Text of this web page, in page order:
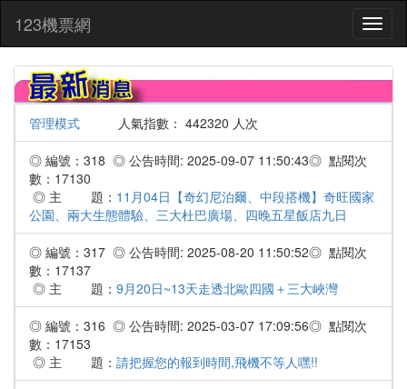
123機票網
管理模式 人氣指數： 442320 人次
◎ 編號：318 ◎ 公告時間: 2025-09-07 11:50:43◎ 點閱次
數：17130
◎ 主 題： 11月04日【奇幻尼泊爾、中段搭機】奇旺國家
公園、兩大生態體驗、三大杜巴廣場、四晚五星飯店九日
◎ 編號：317 ◎ 公告時間: 2025-08-20 11:50:52◎ 點閱次
數：17137
◎ 主 題： 9月20日~13天走透北歐四國＋三大峽灣
◎ 編號：316 ◎ 公告時間: 2025-03-07 17:09:56◎ 點閱次
數：17153
◎ 主 題： 請把握您的報到時間,飛機不等人嘿!!